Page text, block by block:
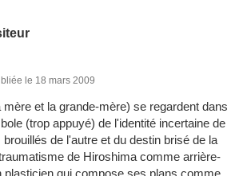
le 18 mars 2009
et la grande-mère) se regardent dans
(trop appuyé) de l'identité incertaine de
de l'autre et du destin brisé de la
de Hiroshima comme arrière-
plasticien qui compose ses plans comme